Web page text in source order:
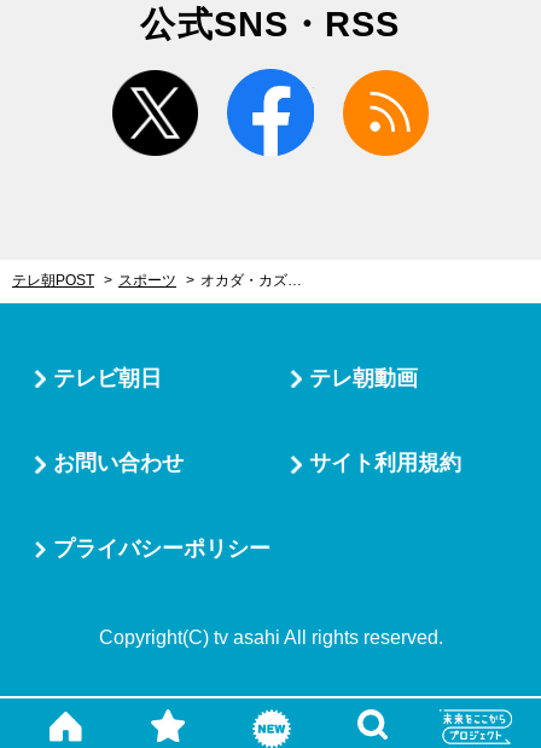
公式SNS・RSS
twitter facebook
テレ朝POST スポーツ
テレビ朝日 テレ朝動画
お問い合わせ サイト利用規約
プライバシーポリシー
Copyright(C) tv asahi All rights reserved.